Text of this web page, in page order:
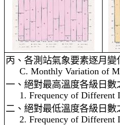
丙、各測站氣象要素逐月變
C. Monthly Variation of
一、絕對最高溫度各級日數
1. Frequency of Different
二、絕對最低溫度各級日數
2. Frequency of Different